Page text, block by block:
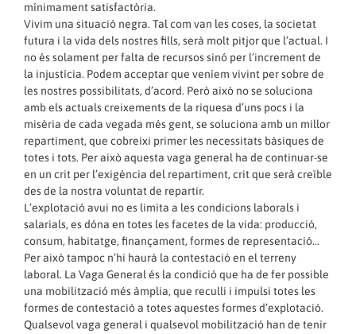
mínimament satisfactòria.
Vivim una situació negra. Tal com van les coses, la societat
futura i la vida dels nostres fills, serà molt pitjor que l’actual. I
no és solament per falta de recursos sinó per l’increment de
la injustícia. Podem acceptar que veníem vivint per sobre de
les nostres possibilitats, d’acord. Però això no se soluciona
amb els actuals creixements de la riquesa d’uns pocs i la
misèria de cada vegada més gent, se soluciona amb un millor
repartiment, que cobreixi primer les necessitats bàsiques de
totes i tots. Per això aquesta vaga general ha de continuar-se
en un crit per l’exigència del repartiment, crit que serà creïble
des de la nostra voluntat de repartir.
L’explotació avui no es limita a les condicions laborals i
salarials, es dóna en totes les facetes de la vida: producció,
consum, habitatge, finançament, formes de representació…
Per això tampoc n’hi haurà la contestació en el terreny
laboral. La Vaga General és la condició que ha de fer possible
una mobilització més àmplia, que reculli i impulsi totes les
formes de contestació a totes aquestes formes d’explotació.
Qualsevol vaga general i qualsevol mobilització han de tenir